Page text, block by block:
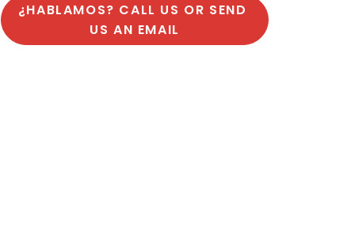
¿HABLAMOS? CALL US OR SEND
US AN EMAIL